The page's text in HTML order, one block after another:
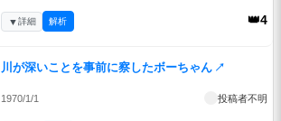
👑4
▼詳細 解析
川が深いことを事前に察したボーちゃん ↗
1970/1/1 投稿者不明